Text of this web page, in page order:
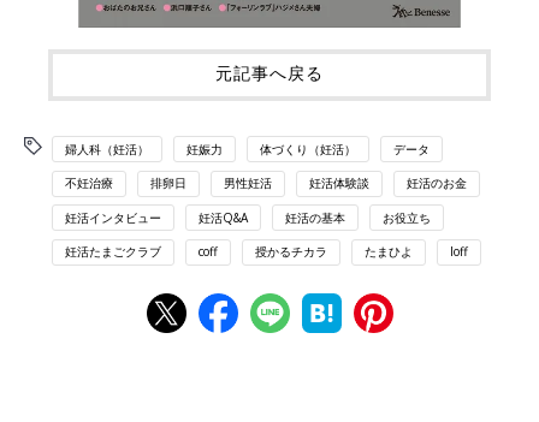
元記事へ戻る
婦人科（妊活） 妊娠力 体づくり（妊活） データ
不妊治療 排卵日 男性妊活 妊活体験談 妊活のお金
妊活インタビュー 妊活Q&A 妊活の基本 お役立ち
妊活たまごクラブ coff 授かるチカラ たまひよ loff